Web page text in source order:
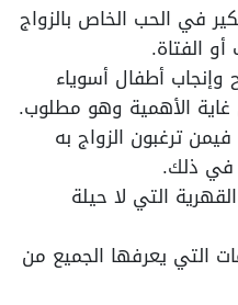
في الحب الخاص بالزواج
الفتاة.
أطفال أسوياء
الأهمية وهو مطلوب.
ترغبون الزواج به
في ذلك.
التي لا حيلة
التي يعرفها الجميع من